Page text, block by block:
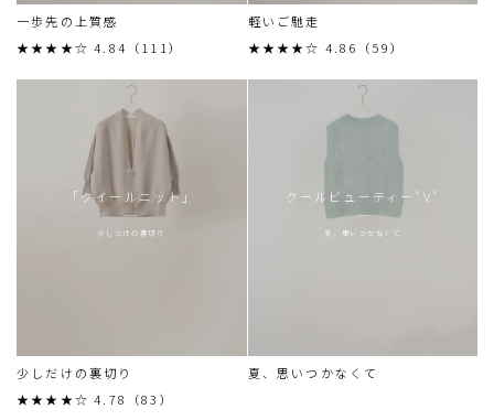
一歩先の上質感
★★★★☆ 4.84（111）
軽いご馳走
★★★★☆ 4.86（59）
「クイールニット」
少しだけの裏切り
少しだけの裏切り
★★★★☆ 4.78（83）
クールビューティー"V"
夏、思いつかなくて
夏、思いつかなくて